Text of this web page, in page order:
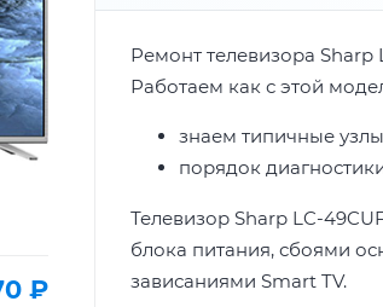
₽
Ремонт телевизора Sharp
Работаем как с этой
знаем типичные
порядок
Телевизор Sharp LC-
блока питания, сбоями
зависаниями Smart TV.